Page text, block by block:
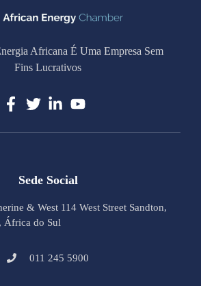
Africana É Uma Empresa Sem
Fins Lucrativos
Sede Social
& West 114 West Street Sandton,
África do Sul
011 245 5900